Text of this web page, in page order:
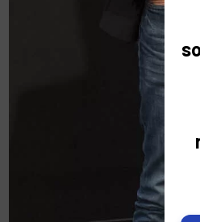
dejarnos
Los beneficios que se
destinarán al Proyecto de
Integral que consiste en